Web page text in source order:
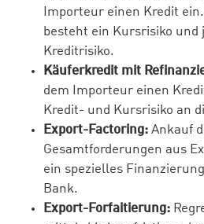
Importeur einen Kredit
besteht ein Kursrisiko und
Kreditrisiko.
Käuferkredit mit
dem Importeur einen
Kredit- und Kursrisiko an
Export-Factoring: Ankauf
Gesamtforderungen aus
ein spezielles
Bank.
Export-Forfaitierung: